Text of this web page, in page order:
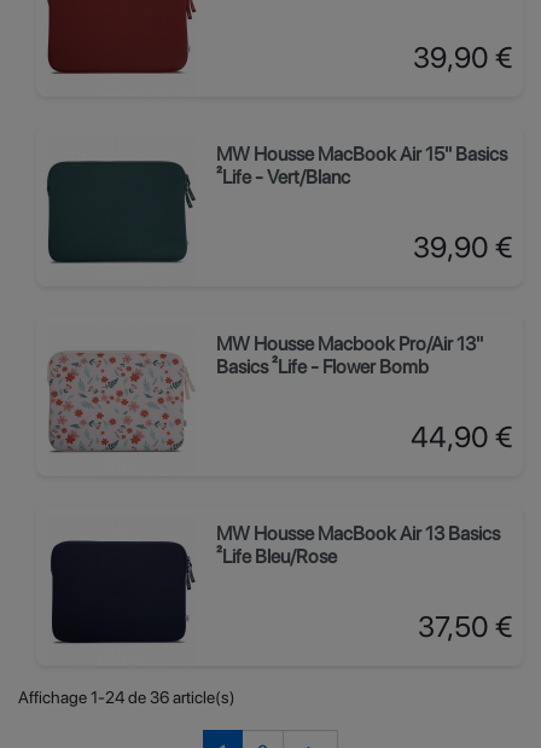
Prix
39,90 €
MW Housse MacBook Air 15" Basics
²Life - Vert/Blanc
Prix
39,90 €
MW Housse Macbook Pro/Air 13"
Basics ²Life - Flower Bomb
Prix
44,90 €
MW Housse MacBook Air 13 Basics
²Life Bleu/Rose
Prix
37,50 €
Affichage 1-24 de 36 article(s)